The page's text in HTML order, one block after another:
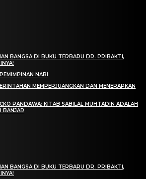
BANGSA DI BUKU TERBARU DR. PRIBAKTI,
NABI
MEMPERJUANGKAN DAN MENERAPKAN
PANDAWA: KITAB SABILAL MUHTADIN ADALAH
BANJAR
BANGSA DI BUKU TERBARU DR. PRIBAKTI,